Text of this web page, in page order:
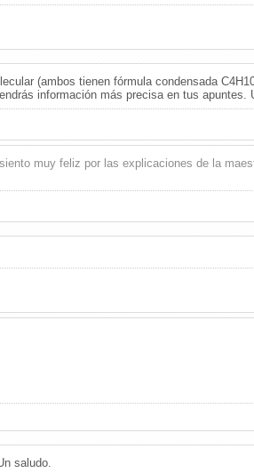
(ambos tienen fórmula condensada
información más precisa en tus apuntes.
muy feliz por las explicaciones de la
saludo.